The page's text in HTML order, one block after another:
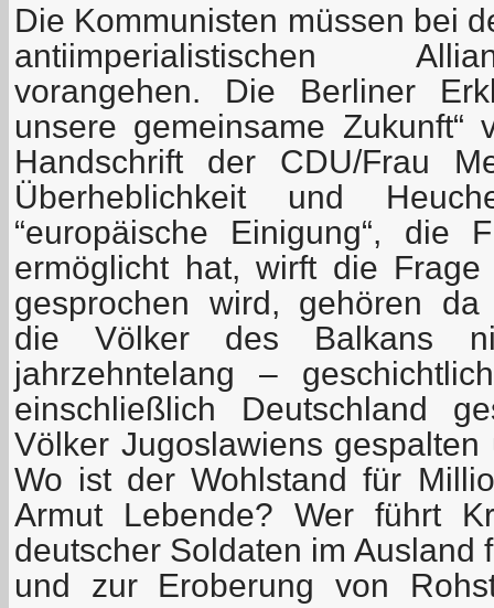
Die Kommunisten müssen bei
antiimperialistischen
vorangehen. Die Berliner
unsere gemeinsame
Handschrift der CDU/Frau
Überheblichkeit und
“europäische Einigung“, die
ermöglicht hat, wirft die
gesprochen wird, gehören
die Völker des Balkans
jahrzehntelang –
einschließlich Deutschland
Völker Jugoslawiens
Wo ist der Wohlstand für
Armut Lebende? Wer führt
deutscher Soldaten im Ausland
und zur Eroberung von